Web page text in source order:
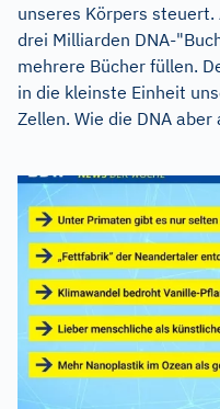
unseres Körpers
drei Milliarden DNA-
mehrere Bücher füllen.
in die kleinste Einheit
Zellen. Wie die DNA aber